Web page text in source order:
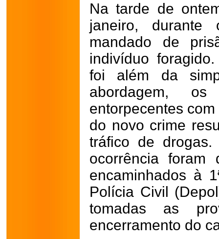
Na tarde de
janeiro, durante
mandado de
indivíduo
foi além da
abordagem, os
entorpecentes
do novo crime
tráfico de
ocorrência foram
encaminhados à
Polícia Civil
tomadas as
encerramento do